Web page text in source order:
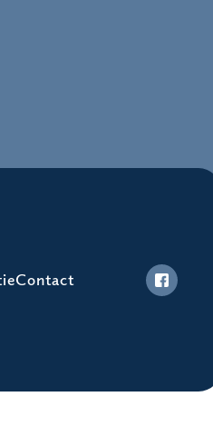
Contact